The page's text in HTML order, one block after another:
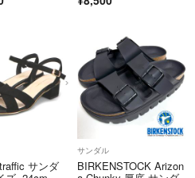
サンダ
サンダル
BIRKENSTOCK Arizon